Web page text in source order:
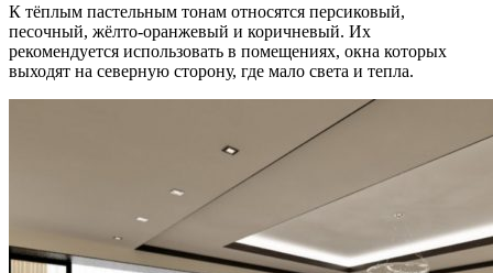
К тёплым пастельным тонам относятся персиковый,
песочный, жёлто-оранжевый и коричневый. Их
рекомендуется использовать в помещениях, окна которых
выходят на северную сторону, где мало света и тепла.